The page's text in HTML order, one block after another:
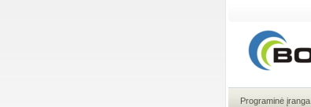
Programinė įranga